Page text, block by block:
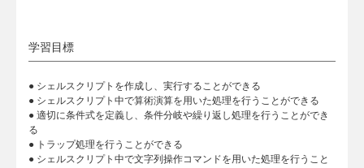
学習目標
● シェルスクリプトを作成し、実行することができる
● シェルスクリプト中で算術演算を用いた処理を行うことができる
● 適切に条件式を定義し、条件分岐や繰り返し処理を行うことができ
る
● トラップ処理を行うことができる
● シェルスクリプト中で文字列操作コマンドを用いた処理を行うこと